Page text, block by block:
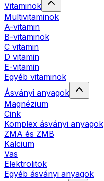
Vitaminok
Multivitaminok
A-vitamin
B-vitaminok
C vitamin
D vitamin
E-vitamin
Egyéb vitaminok
Ásványi anyagok
Magnézium
Cink
Komplex ásványi anyagok
ZMA és ZMB
Kalcium
Vas
Elektrolitok
Egyéb ásványi anyagok